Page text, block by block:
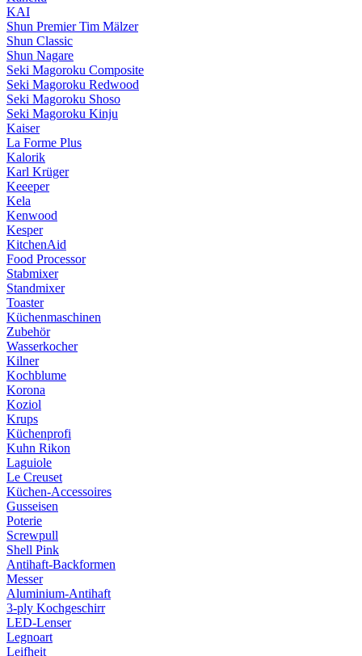
KAI
Shun Premier Tim Mälzer
Shun Classic
Shun Nagare
Seki Magoroku Composite
Seki Magoroku Redwood
Seki Magoroku Shoso
Seki Magoroku Kinju
Kaiser
La Forme Plus
Kalorik
Karl Krüger
Keeeper
Kela
Kenwood
Kesper
KitchenAid
Food Processor
Stabmixer
Standmixer
Toaster
Küchenmaschinen
Zubehör
Wasserkocher
Kilner
Kochblume
Korona
Koziol
Krups
Küchenprofi
Kuhn Rikon
Laguiole
Le Creuset
Küchen-Accessoires
Gusseisen
Poterie
Screwpull
Shell Pink
Antihaft-Backformen
Messer
Aluminium-Antihaft
3-ply Kochgeschirr
LED-Lenser
Legnoart
Leifheit